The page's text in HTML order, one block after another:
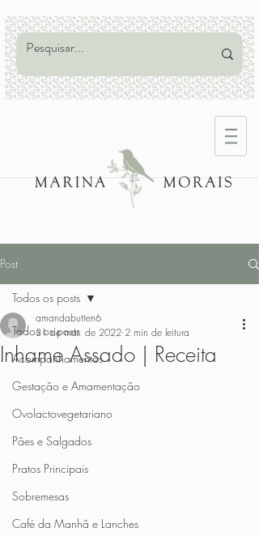
Post
Todos os posts
Acompanhamentos
Gestação e Amamentação
Ovolactovegetariano
Pães e Salgados
Pratos Principais
Sobremesas
Café da Manhã e Lanches
Todos os posts
Inhame Assado | Receita
amandabutten6
31 de mar. de 2022 2 min de leitura